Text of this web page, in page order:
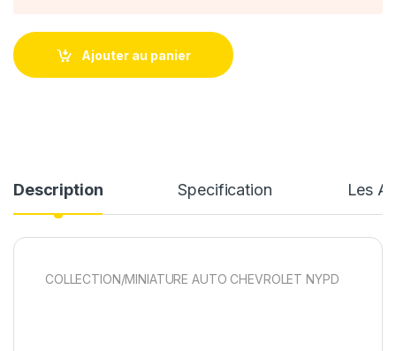
Ajouter au panier
Description Specification Les
COLLECTION/MINIATURE AUTO CHEVROLET NYPD